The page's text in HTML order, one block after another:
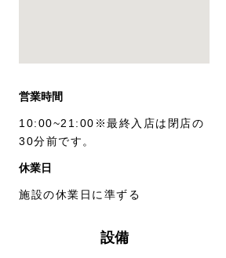
営業時間
10:00~21:00※最終入店は閉店の
30分前です。
休業日
施設の休業日に準ずる
設備